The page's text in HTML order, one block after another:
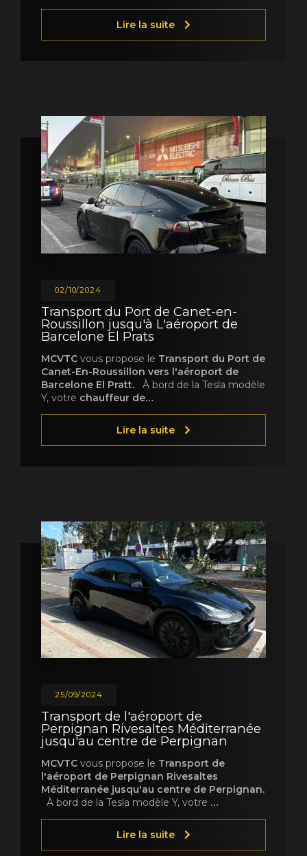
Lire la suite
02/10/2024
Transport du Port de Canet-en-
Roussillon jusqu'à L'aéroport de
Barcelone El Prats
MCVTC vous propose le Transport du Port de
Canet-En-Roussillon vers l'aéroport de
Barcelone El Pratt. À bord de la Tesla modèle
Y, votre chauffeur de…
Lire la suite
25/09/2024
Transport de l'aéroport de
Perpignan Rivesaltes Méditerranée
jusqu'au centre de Perpignan
MCVTC vous propose le Transport de
l'aéroport de Perpignan Rivesaltes
Méditerranée jusqu'au centre de Perpignan.
À bord de la Tesla modèle Y, votre …
Lire la suite